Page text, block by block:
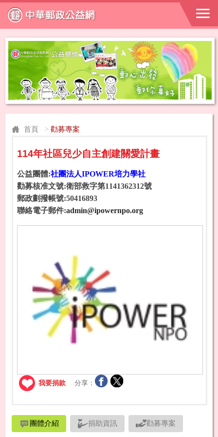
首頁 > 勸募專案
114年社區兒少自主創建關愛計畫
公益團體:社團法人IPOWER培力學社
勸募核准文號:衛部救字第1141362312號
郵政劃撥帳號:50416893
聯絡電子郵件:admin@ipowernpo.org
我要捐款 分享：
團體介紹 捐助資訊 勸募專案